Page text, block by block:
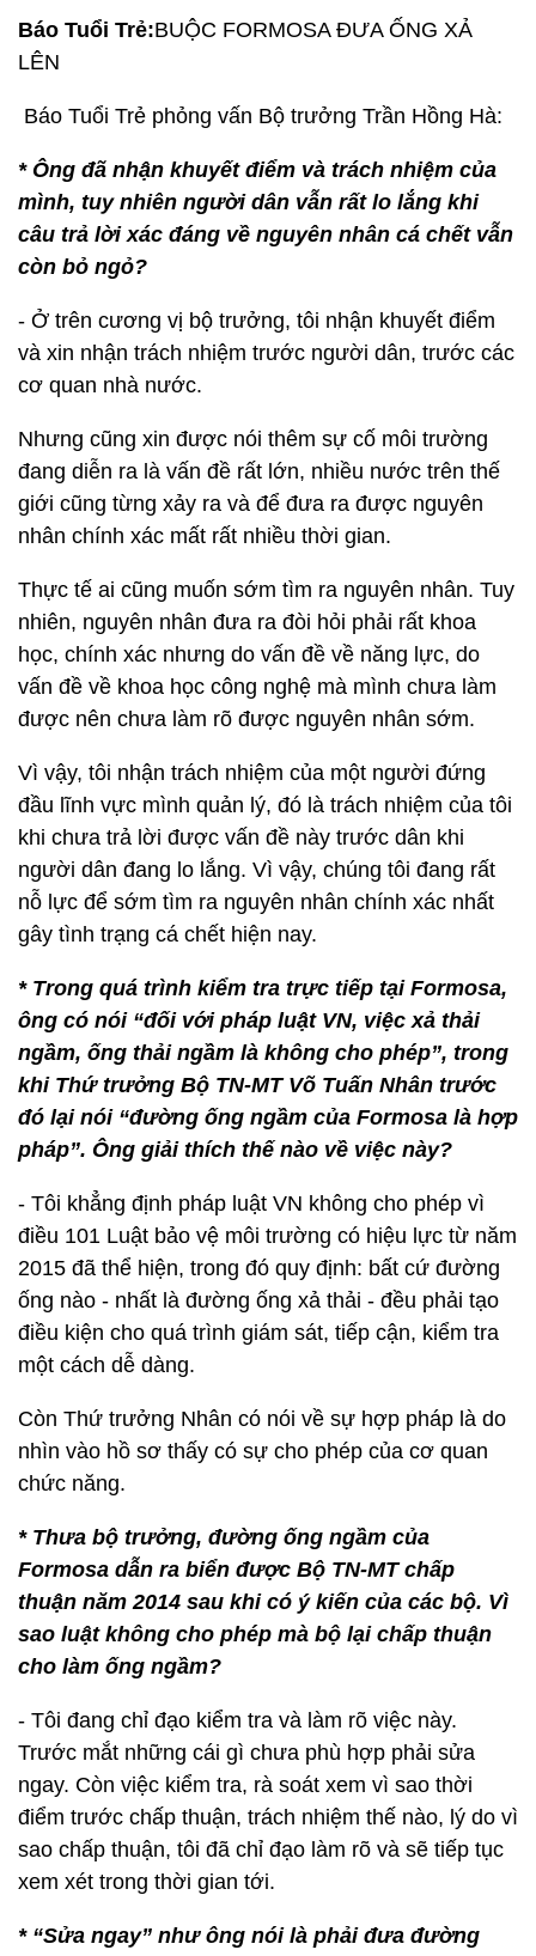
5.
Báo Tuổi Trẻ:
BUỘC FORMOSA ĐƯA ỐNG XẢ
LÊN
Báo Tuổi Trẻ phỏng vấn Bộ trưởng Trần Hồng Hà:
* Ông đã nhận khuyết điểm và trách nhiệm của
mình, tuy nhiên người dân vẫn rất lo lắng khi
câu trả lời xác đáng về nguyên nhân cá chết vẫn
còn bỏ ngỏ?
- Ở trên cương vị bộ trưởng, tôi nhận khuyết điểm
và xin nhận trách nhiệm trước người dân, trước các
cơ quan nhà nước.
Nhưng cũng xin được nói thêm sự cố môi trường
đang diễn ra là vấn đề rất lớn, nhiều nước trên thế
giới cũng từng xảy ra và để đưa ra được nguyên
nhân chính xác mất rất nhiều thời gian.
Thực tế ai cũng muốn sớm tìm ra nguyên nhân. Tuy
nhiên, nguyên nhân đưa ra đòi hỏi phải rất khoa
học, chính xác nhưng do vấn đề về năng lực, do
vấn đề về khoa học công nghệ mà mình chưa làm
được nên chưa làm rõ được nguyên nhân sớm.
đầu lĩnh vực mình quản lý, đó là trách nhiệm của tôi
khi chưa trả lời được vấn đề này trước dân khi
người dân đang lo lắng. Vì vậy, chúng tôi đang rất
nỗ lực để sớm tìm ra nguyên nhân chính xác nhất
gây tình trạng cá chết hiện nay.
ông có nói “đối với pháp luật VN, việc xả thải
ngầm, ống thải ngầm là không cho phép”, trong
khi Thứ trưởng Bộ TN-MT Võ Tuấn Nhân trước
đó lại nói “đường ống ngầm của Formosa là hợp
pháp”. Ông giải thích thế nào về việc này?
điều 101 Luật bảo vệ môi trường có hiệu lực từ năm
2015 đã thể hiện, trong đó quy định: bất cứ đường
ống nào - nhất là đường ống xả thải - đều phải tạo
điều kiện cho quá trình giám sát, tiếp cận, kiểm tra
một cách dễ dàng.
Còn Thứ trưởng Nhân có nói về sự hợp pháp là do
nhìn vào hồ sơ thấy có sự cho phép của cơ quan
chức năng.
* Thưa bộ trưởng, đường ống ngầm của
Formosa dẫn ra biển được Bộ TN-MT chấp
thuận năm 2014 sau khi có ý kiến của các bộ. Vì
sao luật không cho phép mà bộ lại chấp thuận
cho làm ống ngầm?
Trước mắt những cái gì chưa phù hợp phải sửa